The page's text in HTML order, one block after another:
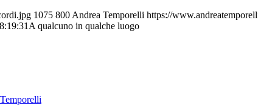
1075 800 Andrea Temporelli https://
A qualcuno in qualche luogo